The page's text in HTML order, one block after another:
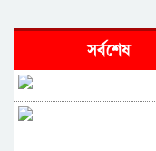
সর্বশেষ